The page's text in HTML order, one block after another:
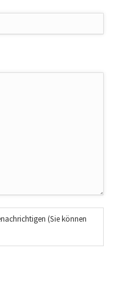
(Sie können